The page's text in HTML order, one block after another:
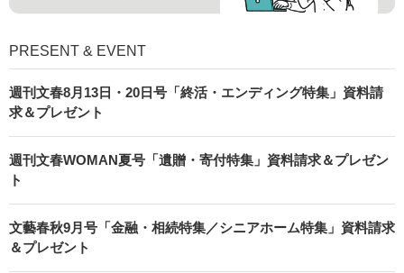
PRESENT & EVENT
週刊文春8月13日・20日号「終活・エンディング特集」資料請
求＆プレゼント
週刊文春WOMAN夏号「遺贈・寄付特集」資料請求＆プレゼン
ト
文藝春秋9月号「金融・相続特集／シニアホーム特集」資料請求
＆プレゼント